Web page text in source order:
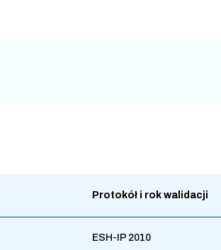
Protokół i rok walidacji
ESH-IP 2010